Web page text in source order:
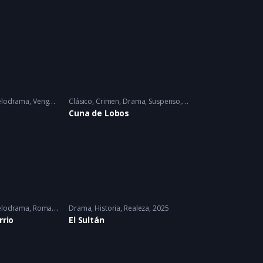
, Venganza 2025
Clásico, Crimen, Drama, Suspenso 1986
Cuna de Lobos
, Romance Drama, Historia, Realeza 2025
El Sultán